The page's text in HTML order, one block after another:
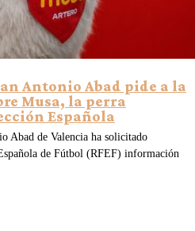
Antonio Abad pide a la
Musa, la perra
Española
Abad de Valencia ha solicitado
de Fútbol (RFEF) información